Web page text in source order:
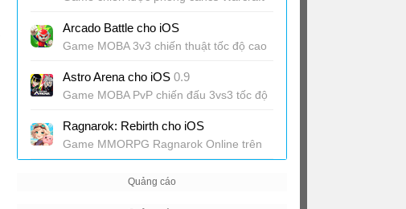
Arcado Battle cho iOS
Game MOBA 3v3 chiến thuật tốc độ cao
Astro Arena cho iOS 0.9
Game MOBA PvP chiến đấu 3vs3 tốc độ
Ragnarok: Rebirth cho iOS
Game MMORPG Ragnarok Online trên
di động